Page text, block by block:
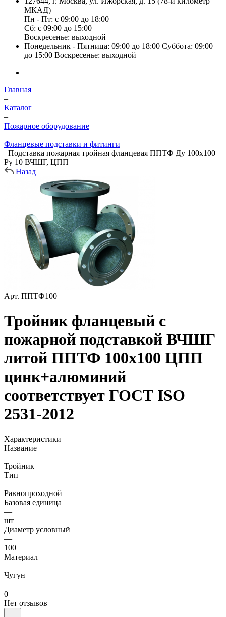
МКАД)
Пн - Пт: с 09:00 до 18:00
Сб: с 09:00 до 15:00
Воскресенье: выходной
Понедельник - Пятница: 09:00 до 18:00 Суббота: 09:00
до 15:00 Воскресенье: выходной
Главная
–
Каталог
–
Пожарное оборудование
–
Фланцевые подставки и фитинги
–Подставка пожарная тройная фланцевая ППТФ Ду 100х100
Ру 10 ВЧШГ, ЦПП
Назад
Арт. ППТФ100
Тройник фланцевый с
пожарной подставкой ВЧШГ
литой ППТФ 100х100 ЦПП
цинк+алюминий
соответствует ГОСТ ISO
2531-2012
Характеристики
Название
—
Тройник
Тип
—
Равнопроходной
Базовая единица
—
шт
Диаметр условный
—
100
Материал
—
Чугун
0
Нет отзывов